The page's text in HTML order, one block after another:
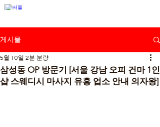
게시물
삼성동 OP 방문기 [서울 강남 오피 건마 1인
샵 스웨디시 마사지 유흥 업소 안내 의자왕]
5월 10일 2분 분량